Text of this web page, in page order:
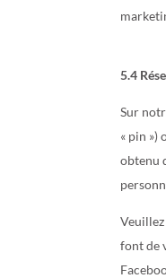
5.4
Sur
« pin »)
obtenu
font de